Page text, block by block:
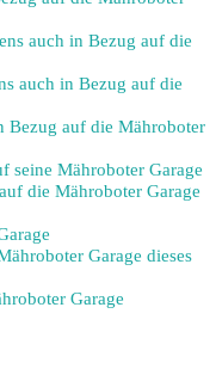
auch in Bezug auf die
auch in Bezug auf die
Bezug auf die Mähroboter
seine Mähroboter Garage
die Mähroboter Garage
Garage dieses
Garage